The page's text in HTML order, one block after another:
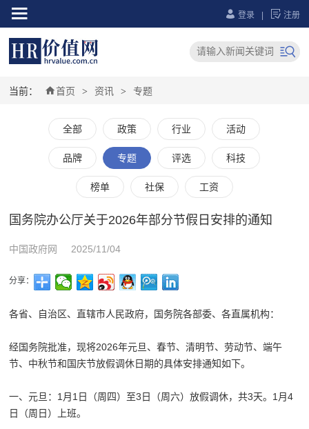
  登录  注册

当前： 首页 > 资讯 > 专题
全部 政策 行业 活动
品牌 专题 评选 科技
榜单 社保 工资
国务院办公厅关于2026年部分节假日安排的通知
中国政府网 2025/11/04
分享：
各省、自治区、直辖市人民政府，国务院各部委、各直属机构：
经国务院批准，现将2026年元旦、春节、清明节、劳动节、端午
节、中秋节和国庆节放假调休日期的具体安排通知如下。
一、元旦：1月1日（周四）至3日（周六）放假调休，共3天。1月4
日（周日）上班。